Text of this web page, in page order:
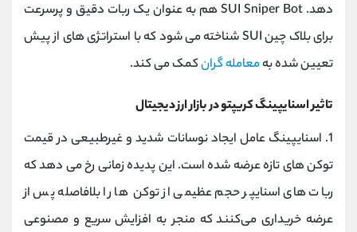
‌دهد. SUI Sniper Bot هم به عنوان یک ربات دقیق و پرسرعت
برای بلاک چین SUI شناخته می ‌شود که با استراتژی‌ های از پیش
تعیین شده بهمعامله ‌گرانکمک می کند.
تاثیر اسنایپینگ کریپتو در بازار ارز دیجیتال
1. اسنایپینگ عامل ایجاد نوسانات شدید و غیرطبیعی در قیمت
توکن ‌های تازه‌ عرضه‌ شده است. این پدیده زمانی رخ می‌ دهد که
ربات ‌های اسنایپر حجم عظیمی از توکن‌ ها را بلافاصله پس از
عرضه خریداری می‌کنند که منجر به افزایش سریع و مصنوعی